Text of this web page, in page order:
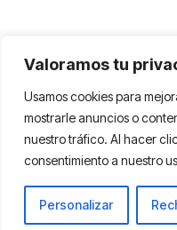
Valoramos tu
Usamos cookies para
mostrarle anuncios o
nuestro tráfico. Al hacer
consentimiento a nuestro
Personalizar